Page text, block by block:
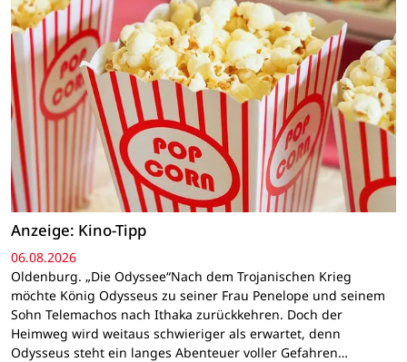
Anzeige: Kino-Tipp
06.08.2026
Oldenburg. „Die Odyssee“Nach dem Trojanischen Krieg
möchte König Odysseus zu seiner Frau Penelope und seinem
Sohn Telemachos nach Ithaka zurückkehren. Doch der
Heimweg wird weitaus schwieriger als erwartet, denn
Odysseus steht ein langes Abenteuer voller Gefahren…